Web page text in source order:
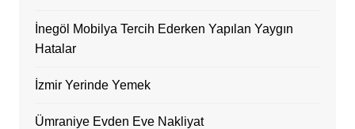
İnegöl Mobilya Tercih Ederken Yapılan Yaygın
Hatalar
İzmir Yerinde Yemek
Ümraniye Evden Eve Nakliyat